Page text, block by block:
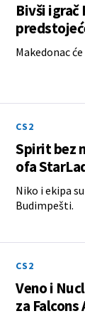
Bivši igrač
Makedonac
CS2
Spirit bez
ofa
Niko i ekipa
Budimpešti.
CS2
Veno i
za Falcons